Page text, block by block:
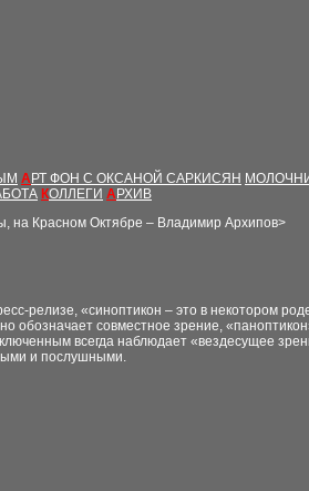
АРТ ФОН С ОКСАНОЙ САРКИСЯН
КОЛЛЕГИ АРХИВ
на Красном Октябре – Владимир Архипов>
релизе, «синоптикон – это в некотором
обозначает совместное зрение,
всегда наблюдает «вездесущее
и послушными.